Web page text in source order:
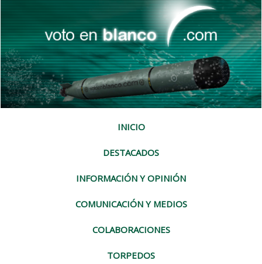
INICIO
DESTACADOS
INFORMACIÓN Y OPINIÓN
COMUNICACIÓN Y MEDIOS
COLABORACIONES
TORPEDOS